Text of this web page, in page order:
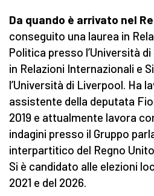
Da quando è arrivato nel
conseguito una laurea in
Politica presso l’Università
in Relazioni Internazionali e
l’Università di Liverpool. Ha
assistente della deputata
2019 e attualmente lavora
indagini presso il Gruppo
interpartitico del Regno
Si è candidato alle elezioni
2021 e del 2026.